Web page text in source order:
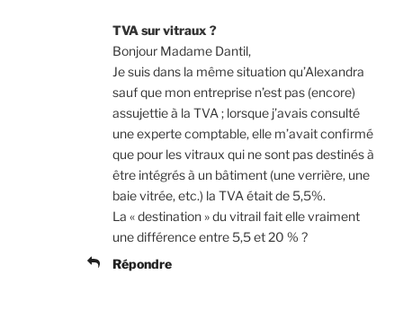
TVA sur vitraux ?
Bonjour Madame Dantil,
Je suis dans la même situation qu’Alexandra
sauf que mon entreprise n’est pas (encore)
assujettie à la TVA ; lorsque j’avais consulté
une experte comptable, elle m’avait confirmé
que pour les vitraux qui ne sont pas destinés à
être intégrés à un bâtiment (une verrière, une
baie vitrée, etc.) la TVA était de 5,5%.
La « destination » du vitrail fait elle vraiment
une différence entre 5,5 et 20 % ?
Répondre